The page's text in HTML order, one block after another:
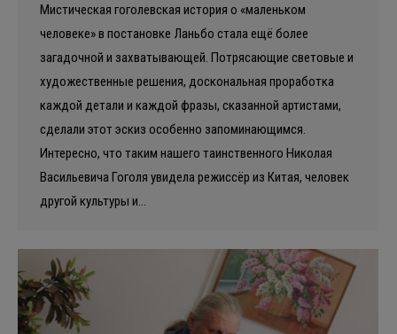
Мистическая гоголевская история о «маленьком
человеке» в постановке Ланьбо стала ещё более
загадочной и захватывающей. Потрясающие световые и
художественные решения, доскональная проработка
каждой детали и каждой фразы, сказанной артистами,
сделали этот эскиз особенно запоминающимся.
Интересно, что таким нашего таинственного Николая
Васильевича Гоголя увидела режиссёр из Китая, человек
другой культуры и…